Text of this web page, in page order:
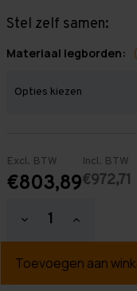
Stel zelf samen:
Materiaal legborden:
Excl. BTW
€803,89
Incl. BTW
€972,71
Hoeveelheid
verlagen
Grootvakstelling
verhogen